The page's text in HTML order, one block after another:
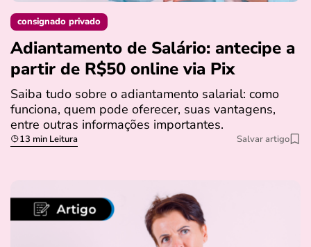
consignado privado
Adiantamento de Salário: antecipe a
partir de R$50 online via Pix
Saiba tudo sobre o adiantamento salarial: como
funciona, quem pode oferecer, suas vantagens,
entre outras informações importantes.
13 min Leitura Salvar artigo